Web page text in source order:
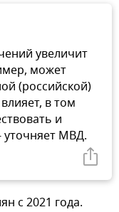
увеличит
может
(российской)
в том
и
уточняет МВД.
с 2021 года.